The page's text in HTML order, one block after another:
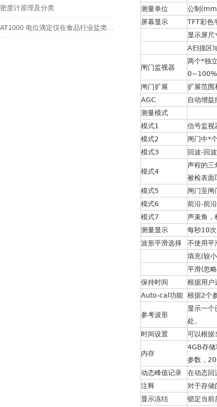
密度计原理及分类
测量单位
公制
屏幕显示
TFT彩色
显示屏
A扫描区
闸门监视器
两个*独
闸门扩展
扩展范围
AGC
自动增
测量模式
模式1
信号监视
模式2
闸门中*
模式3
回波-回
模式4
声程的三
被检表面
模式5
闸门至闸
模式6
前沿-前
模式7
声束角，
测量显示
每秒10
波形平滑选择
不使用平
填充(较
平滑(忽
保持时间
根据用户
Auto-cal功能 根据2个
参考波形
显示一个
处。
时间设置
可以根据
内存
4GB存储
参数，
动态峰值记录
在动态回
注释
对于存储
显示冻结
锁定当前